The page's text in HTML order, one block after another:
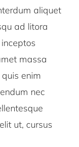
aliquet
ad litora
massa
enim
nec
ut, cursus